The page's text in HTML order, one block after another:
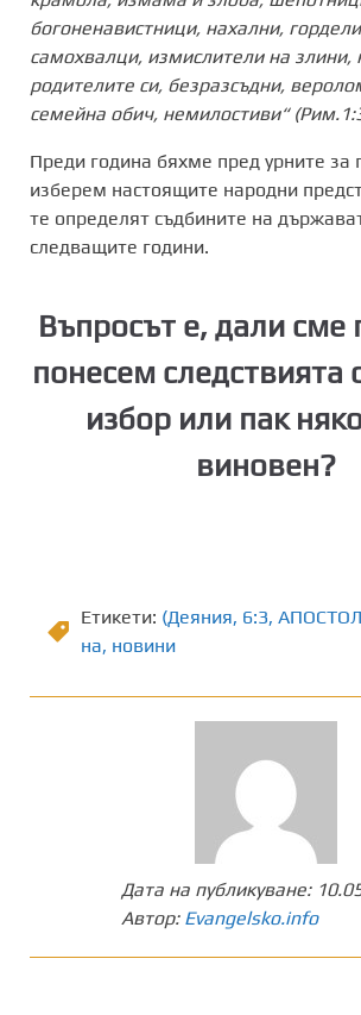
богоненавистници, нахални,
самохвалци, измислители на злини,
родителите си, безразсъдни,
семейна обич, немилостиви“
Преди година бяхме пред урните за
изберем настоящите народни
те определят съдбините на
следващите години.
Въпросът е, дали сме
понесем следствията
избор или пак
виновен?
Етикети: (Деяния, 6:3,
на, новини
Дата на публикуване:
Автор: Evangelsko.info